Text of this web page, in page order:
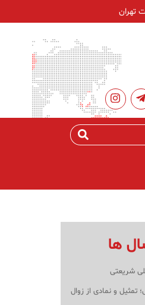
تهران
ها
شریعتی
تمثیل و نمادی از زوال